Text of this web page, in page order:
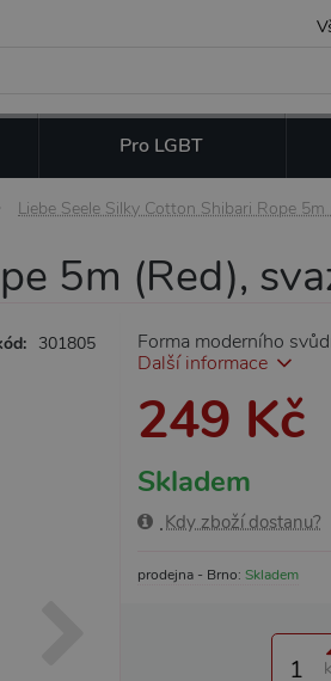
Pro LGBT
Liebe Seele Silky Cotton Shibari Rope 5m
5m (Red),
301805
Forma moderního
Další informace
249 Kč
Skladem
Kdy zboží dostanu?
prodejna - Brno: Skladem